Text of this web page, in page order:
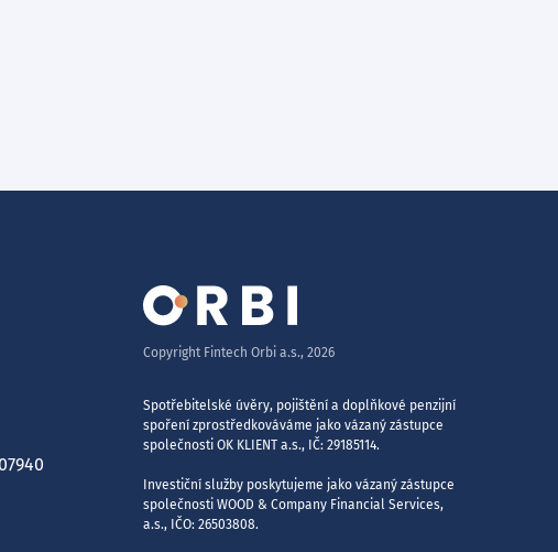
Spotřebitelské úvěry, pojištění a doplňkové penzijní
spoření zprostředkováváme jako vázaný zástupce
společnosti OK KLIENT a.s., IČ: 29185114.
Investiční služby poskytujeme jako vázaný zástupce
společnosti WOOD & Company Financial Services,
a.s., IČO: 26503808.
Copyright Fintech Orbi a.s., 2026